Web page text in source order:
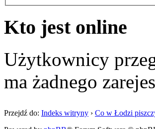
Kto jest online
Użytkownicy
ma żadnego
Przejdź do: Indeks witryny › Co w Łodzi